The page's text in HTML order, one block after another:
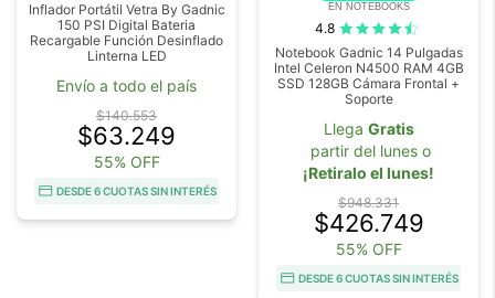
Inflador Portátil Vetra By Gadnic
150 PSI Digital Bateria
Recargable Función Desinflado
Linterna LED
Envío a todo el país
$140.553
$63.249
55% OFF
DESDE 6 CUOTAS SIN INTERÉS
EN NOTEBOOKS
4.8
Notebook Gadnic 14 Pulgadas
Intel Celeron N4500 RAM 4GB
SSD 128GB Cámara Frontal +
Soporte
Llega Gratis
partir del lunes o
¡Retiralo el lunes!
$948.331
$426.749
55% OFF
DESDE 6 CUOTAS SIN INTERÉS